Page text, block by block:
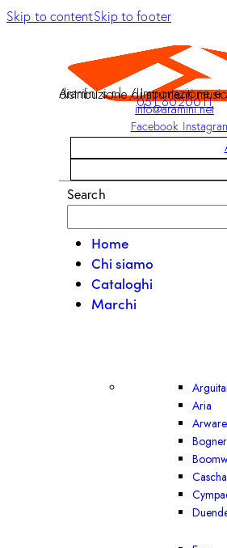
Skip to contentSkip to footer
Aramini s.r.l. / Importazione e distribuzione di strumenti
051 6020011
info@aramini.net
Facebook
Search
Home
Chi siamo
Cataloghi
Marchi
Aria
Arware
Bogner
Cascha